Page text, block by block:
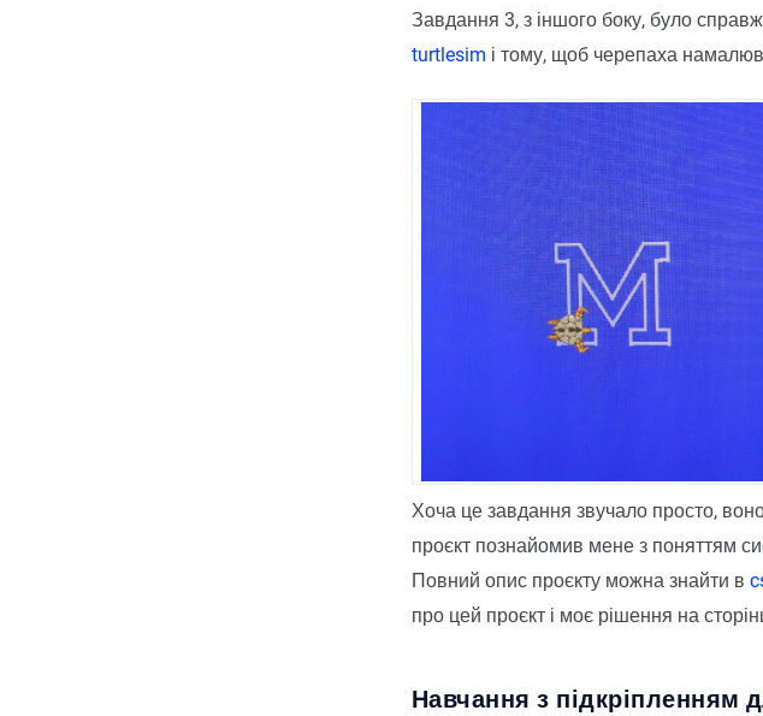
Завдання 3, з іншого боку, було
turtlesim і тому, щоб черепаха
Хоча це завдання звучало просто,
проєкт познайомив мене з поняттям
Повний опис проєкту можна знайти в
про цей проєкт і моє рішення на
Навчання з підкріпленням